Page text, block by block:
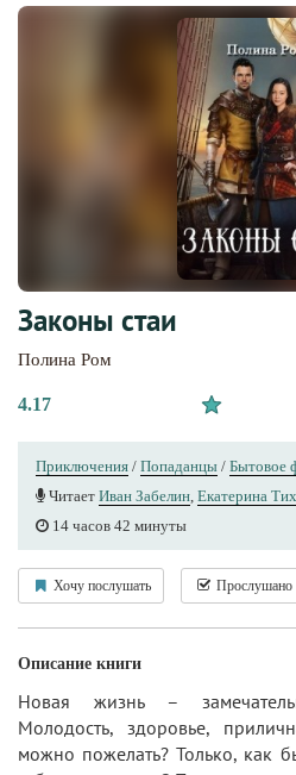
Законы стаи
Полина Ром
4.17
Приключения / Попаданцы / Бытовое
Читает Иван Забелин, Екатерина
14 часов 42 минуты
Хочу послушать Прослушано
Описание книги
Новая жизнь –
Молодость, здоровье,
можно пожелать? Только, как